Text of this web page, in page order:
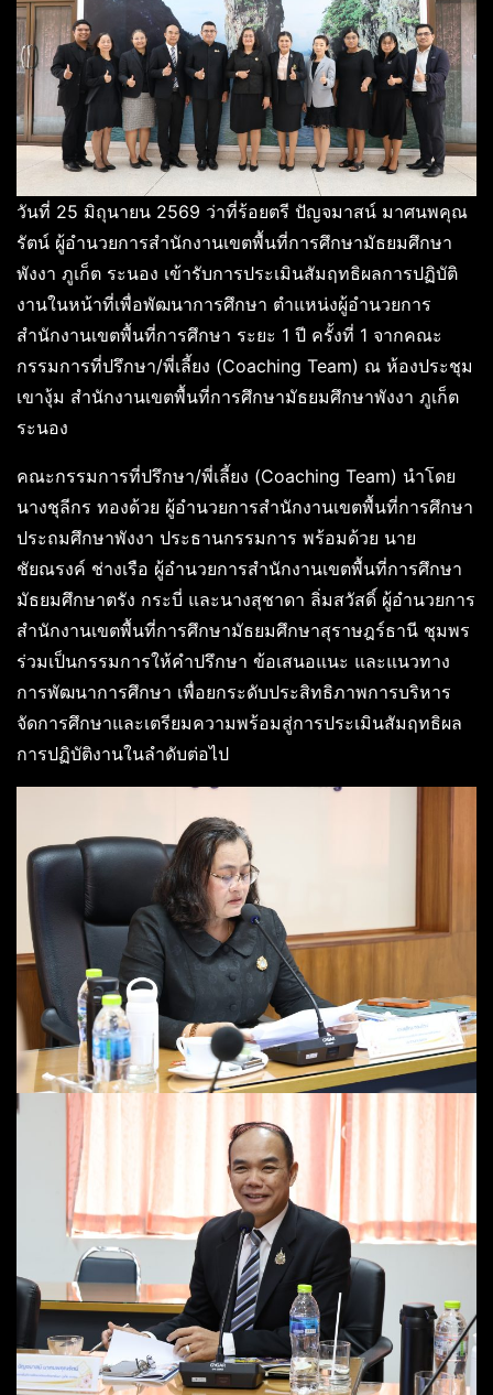
วันที่ 25 มิถุนายน 2569 ว่าที่ร้อยตรี ปัญจมาสน์ มาศนพคุณ
รัตน์ ผู้อำนวยการสำนักงานเขตพื้นที่การศึกษามัธยมศึกษา
พังงา ภูเก็ต ระนอง เข้ารับการประเมินสัมฤทธิผลการปฏิบัติ
งานในหน้าที่เพื่อพัฒนาการศึกษา ตำแหน่งผู้อำนวยการ
สำนักงานเขตพื้นที่การศึกษา ระยะ 1 ปี ครั้งที่ 1 จากคณะ
กรรมการที่ปรึกษา/พี่เลี้ยง (Coaching Team) ณ ห้องประชุม
เขางุ้ม สำนักงานเขตพื้นที่การศึกษามัธยมศึกษาพังงา ภูเก็ต
ระนอง
คณะกรรมการที่ปรึกษา/พี่เลี้ยง (Coaching Team) นำโดย
นางชุลีกร ทองด้วย ผู้อำนวยการสำนักงานเขตพื้นที่การศึกษา
ประถมศึกษาพังงา ประธานกรรมการ พร้อมด้วย นาย
ชัยณรงค์ ช่างเรือ ผู้อำนวยการสำนักงานเขตพื้นที่การศึกษา
มัธยมศึกษาตรัง กระบี่ และนางสุชาดา ลิ่มสวัสดิ์ ผู้อำนวยการ
สำนักงานเขตพื้นที่การศึกษามัธยมศึกษาสุราษฎร์ธานี ชุมพร
ร่วมเป็นกรรมการให้คำปรึกษา ข้อเสนอแนะ และแนวทาง
การพัฒนาการศึกษา เพื่อยกระดับประสิทธิภาพการบริหาร
จัดการศึกษาและเตรียมความพร้อมสู่การประเมินสัมฤทธิผล
การปฏิบัติงานในลำดับต่อไป